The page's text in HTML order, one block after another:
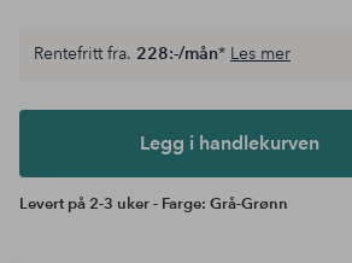
Legg i
Rentefritt fra. 228:-/mån* Les mer
Legg i handlekurven
Levert på 2-3 uker - Farge: Grå-Grønn